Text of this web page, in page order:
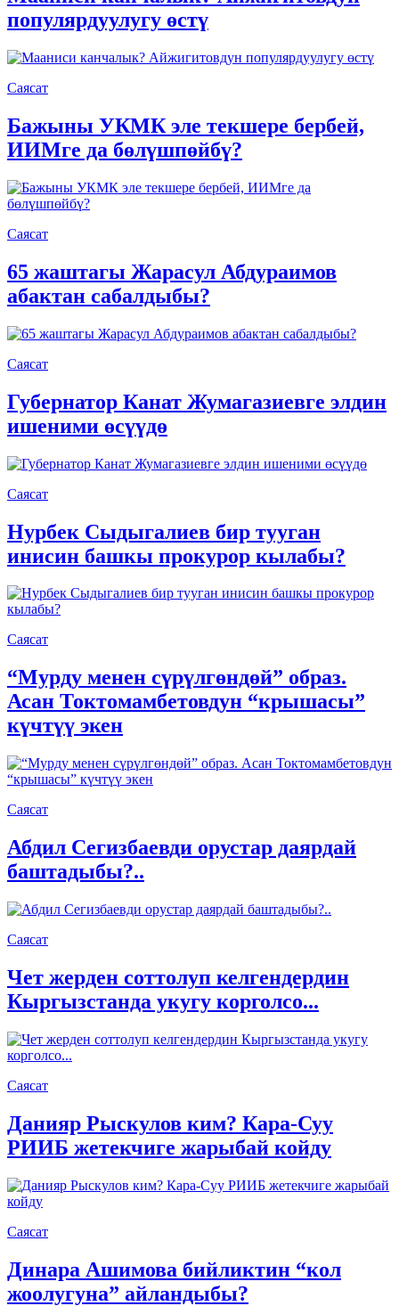
популярдуулугу өстү
Саясат
Бажыны УКМК эле текшере бербей,
ИИМге да бөлүшпөйбү?
Саясат
65 жаштагы Жарасул Абдураимов
абактан сабалдыбы?
Саясат
Губернатор Канат Жумагазиевге элдин
ишеними өсүүдө
Саясат
Нурбек Сыдыгалиев бир тууган
инисин башкы прокурор кылабы?
Саясат
“Мурду менен сүрүлгөндөй” образ.
Асан Токтомамбетовдун “крышасы”
күчтүү экен
Саясат
Абдил Сегизбаевди орустар даярдай
баштадыбы?..
Саясат
Чет жерден соттолуп келгендердин
Кыргызстанда укугу корголсо...
Саясат
Данияр Рыскулов ким? Кара-Суу
РИИБ жетекчиге жарыбай койду
Саясат
Динара Ашимова бийликтин “кол
жоолугуна” айландыбы?